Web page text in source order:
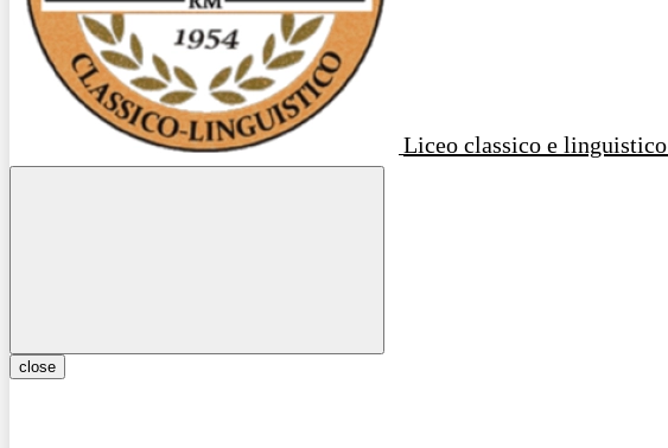
Liceo classico e linguistico
close